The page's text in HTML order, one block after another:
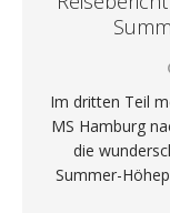
Im dritten Teil
MS Hamburg
die
Summer-